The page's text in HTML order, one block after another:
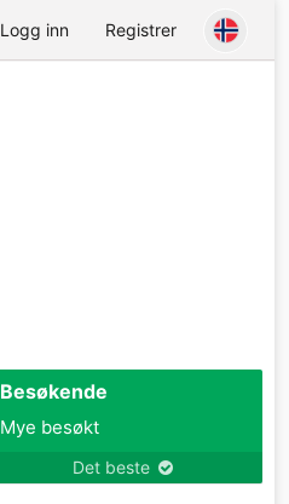
Logg inn Registrer
Besøkende
Mye besøkt
Det beste